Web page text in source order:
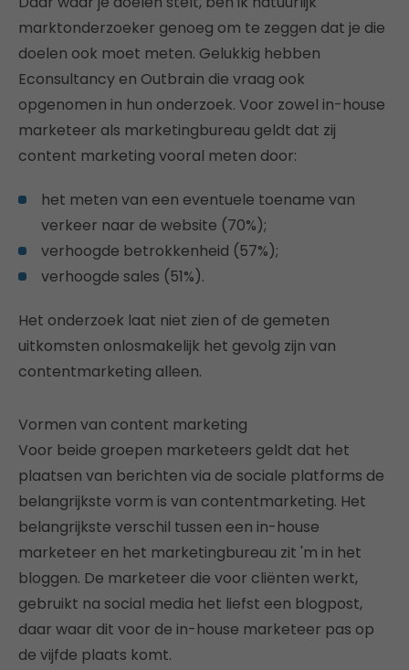
marktonderzoeker genoeg om te zeggen dat je die
doelen ook moet meten. Gelukkig hebben
Econsultancy en Outbrain die vraag ook
opgenomen in hun onderzoek. Voor zowel in-house
marketeer als marketingbureau geldt dat zij
content marketing vooral meten door:
het meten van een eventuele toename van
verkeer naar de website (70%);
verhoogde betrokkenheid (57%);
verhoogde sales (51%).
Het onderzoek laat niet zien of de gemeten
uitkomsten onlosmakelijk het gevolg zijn van
contentmarketing alleen.
Vormen van content marketing
Voor beide groepen marketeers geldt dat het
plaatsen van berichten via de sociale platforms de
belangrijkste vorm is van contentmarketing. Het
belangrijkste verschil tussen een in-house
marketeer en het marketingbureau zit 'm in het
bloggen. De marketeer die voor cliënten werkt,
gebruikt na social media het liefst een blogpost,
daar waar dit voor de in-house marketeer pas op
de vijfde plaats komt.